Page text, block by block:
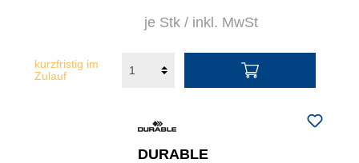
je Stk / inkl. MwSt
kurzfristig im
Zulauf
DURABLE